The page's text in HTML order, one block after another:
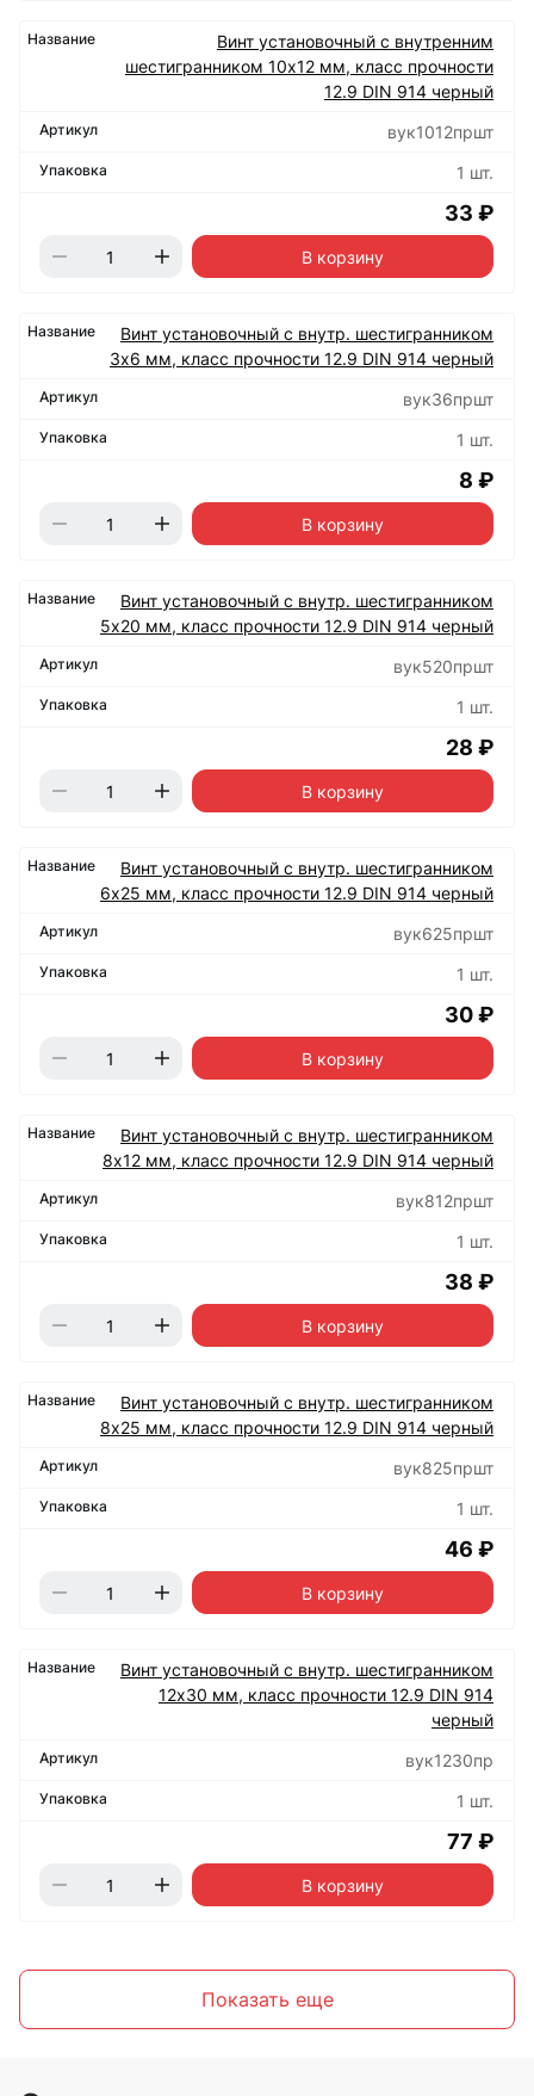
Винт установочный с внутренним
шестигранником 10х12 мм, класс прочности
12.9 DIN 914 черный
вук1012пршт
1 шт.
33 ₽
В корзину
Винт установочный с внутр. шестигранником
3х6 мм, класс прочности 12.9 DIN 914 черный
вук36пршт
1 шт.
8 ₽
В корзину
Винт установочный с внутр. шестигранником
5х20 мм, класс прочности 12.9 DIN 914 черный
вук520пршт
1 шт.
28 ₽
В корзину
Винт установочный с внутр. шестигранником
6х25 мм, класс прочности 12.9 DIN 914 черный
вук625пршт
1 шт.
30 ₽
В корзину
Винт установочный с внутр. шестигранником
8х12 мм, класс прочности 12.9 DIN 914 черный
вук812пршт
1 шт.
38 ₽
В корзину
Винт установочный с внутр. шестигранником
8х25 мм, класс прочности 12.9 DIN 914 черный
вук825пршт
1 шт.
46 ₽
В корзину
Винт установочный с внутр. шестигранником
12х30 мм, класс прочности 12.9 DIN 914
черный
вук1230пр
1 шт.
77 ₽
В корзину
Показать еще